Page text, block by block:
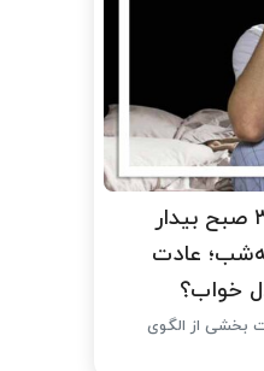
چرا بعضی شب‌ها ساعت ۳ صبح بیدار
عادت
خواب؟
است بخشی از الگوی